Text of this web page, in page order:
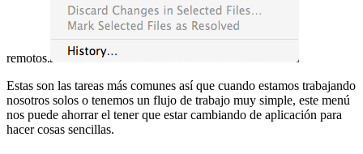
remotos.
Estas son las tareas más comunes así que cuando estamos trabajando
nosotros solos o tenemos un flujo de trabajo muy simple, este menú
nos puede ahorrar el tener que estar cambiando de aplicación para
hacer cosas sencillas.